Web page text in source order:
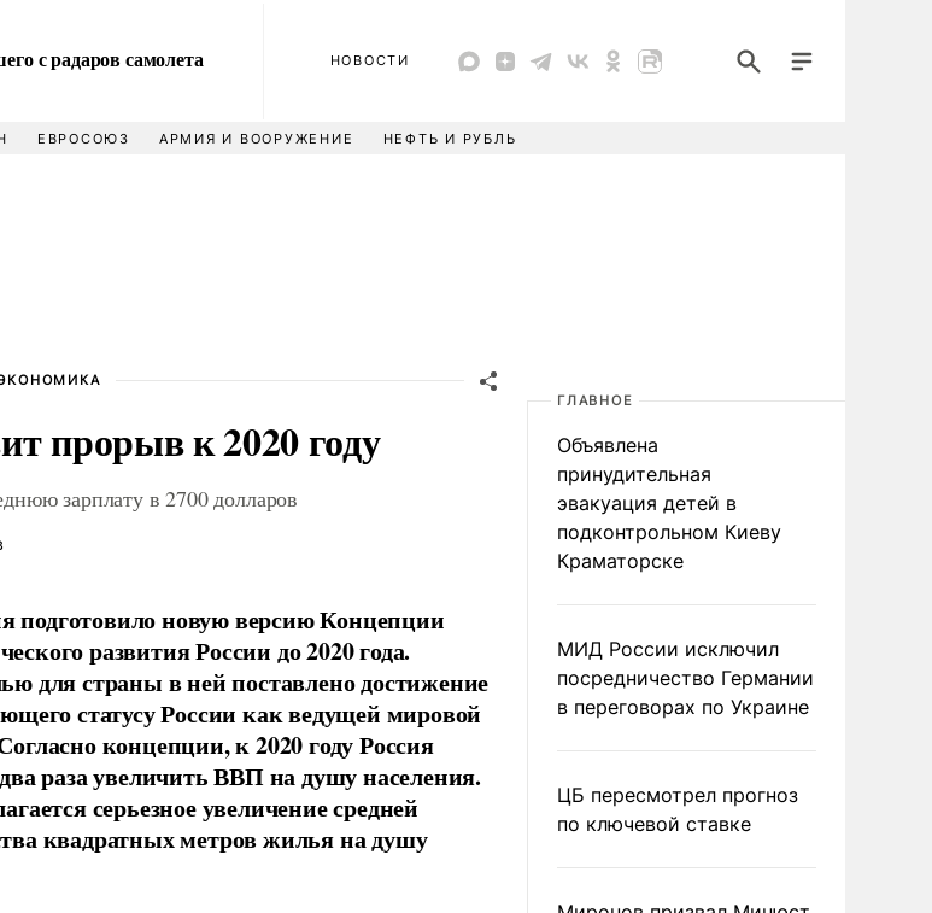
с радаров самолета
НОВОСТИ
ЕВРОСОЮЗ АРМИЯ И ВООРУЖЕНИЕ НЕФТЬ И РУБЛЬ
прорыв к 2020 году
зарплату в 2700 долларов
подготовило новую версию Концепции
развития России до 2020 года.
для страны в ней поставлено достижение
статусу России как ведущей мировой
концепции, к 2020 году Россия
раза увеличить ВВП на душу населения.
серьезное увеличение средней
квадратных метров жилья на душу
ГЛАВНОЕ
Объявлена
принудительная
эвакуация детей в
подконтрольном Киеву
Краматорске
МИД России исключил
посредничество Германии
в переговорах по Украине
ЦБ пересмотрел прогноз
по ключевой ставке